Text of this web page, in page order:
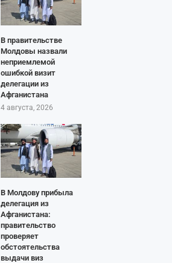
В правительстве
Молдовы назвали
неприемлемой
ошибкой визит
делегации из
Афганистана
4 августа, 2026
В Молдову прибыла
делегация из
Афганистана:
правительство
проверяет
обстоятельства
выдачи виз